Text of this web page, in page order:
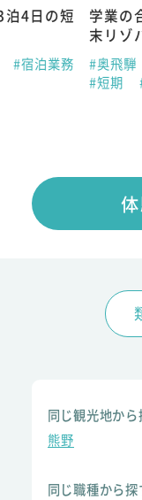
4日の短
#宿泊業務
学業の
末リゾ
#奥飛騨
#短期
同じ観光地から
熊野
同じ職種から探